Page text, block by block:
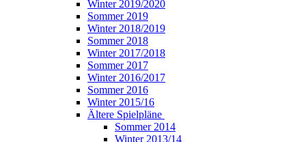
Winter 2019/2020
Sommer 2019
Winter 2018/2019
Sommer 2018
Winter 2017/2018
Sommer 2017
Winter 2016/2017
Sommer 2016
Winter 2015/16
Ältere Spielpläne
Sommer 2014
Winter 2013/14